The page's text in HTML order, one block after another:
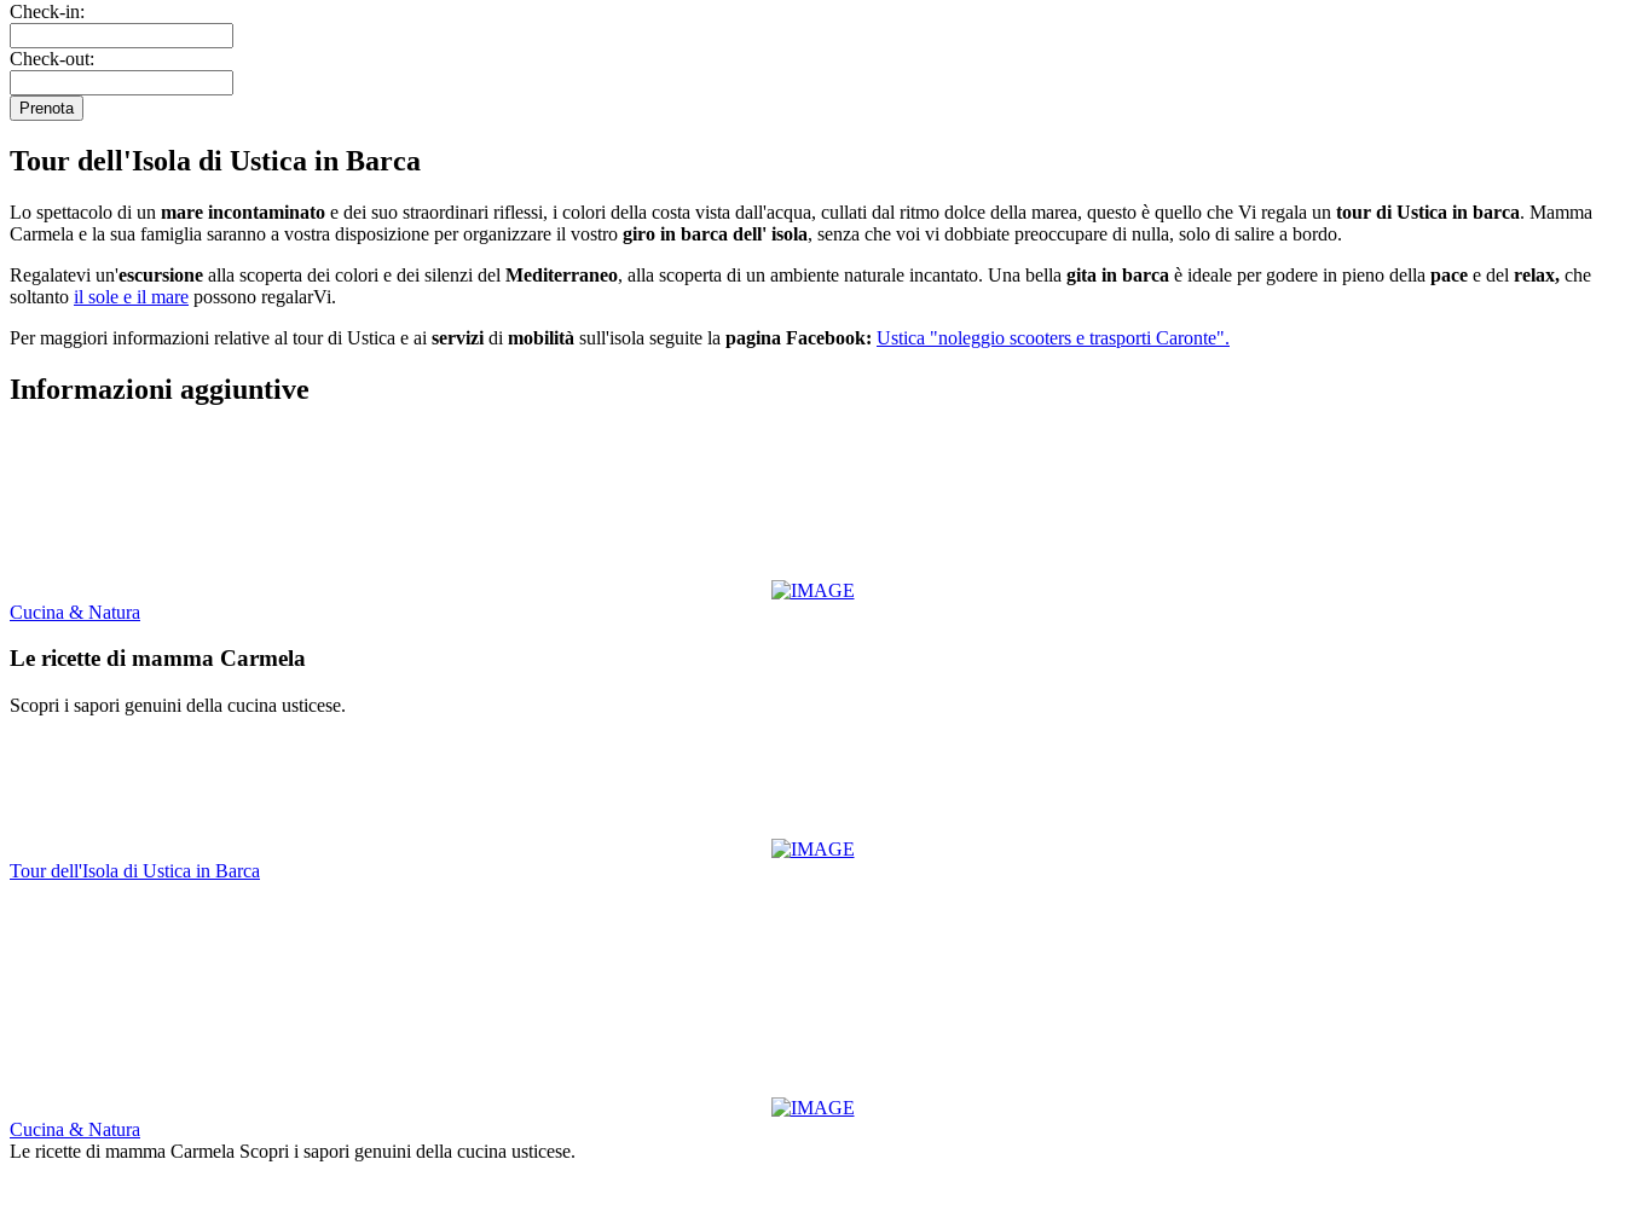
Check-in:
Check-out:
Prenota
Tour dell'Isola di Ustica in Barca
Lo spettacolo di un mare incontaminato e dei suo straordinari riflessi, i colori della costa vista dall'acqua, cullati dal ritmo dolce della marea, questo è quello che Vi regala un tour di Ustica in barca. Mamma
Carmela e la sua famiglia saranno a vostra disposizione per organizzare il vostro giro in barca dell' isola, senza che voi vi dobbiate preoccupare di nulla, solo di salire a bordo.
Regalatevi un'escursione alla scoperta dei colori e dei silenzi del Mediterraneo, alla scoperta di un ambiente naturale incantato. Una bella gita in barca è ideale per godere in pieno della pace e del relax, che
soltanto il sole e il mare possono regalarVi.
Per maggiori informazioni relative al tour di Ustica e ai servizi di mobilità sull'isola seguite la pagina Facebook: Ustica "noleggio scooters e trasporti Caronte".
Informazioni aggiuntive
Cucina & Natura
Le ricette di mamma Carmela
Scopri i sapori genuini della cucina usticese.
Tour dell'Isola di Ustica in Barca
Cucina & Natura
Le ricette di mamma Carmela Scopri i sapori genuini della cucina usticese.